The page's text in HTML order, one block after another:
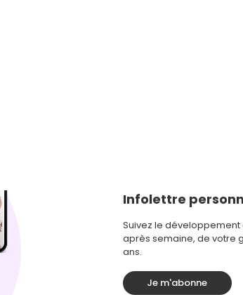
Infolettre
Suivez le
après semaine, de votre
ans.
Je m'abonne